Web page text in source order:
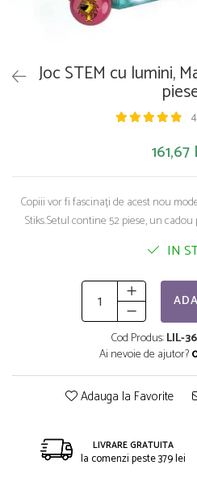
Papusi si accesorii
Trenulete si masinute
Joc STEM cu lumini,
Copiii vor fi fascinați de acest nou
Stiks.Setul contine 52 piese, un
IN
Cod Produs:LIL-
Ai nevoie de ajutor?
Adauga la Favorite
LIVRARE GRATUITA
la comenzi peste 379 lei